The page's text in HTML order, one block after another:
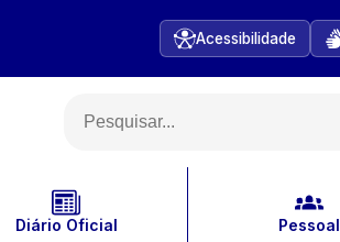
Acessibilidade
Diário Oficial Pessoal